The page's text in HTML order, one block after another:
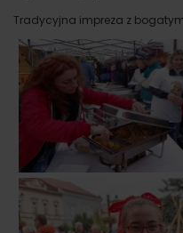
Tradycyjna impreza z